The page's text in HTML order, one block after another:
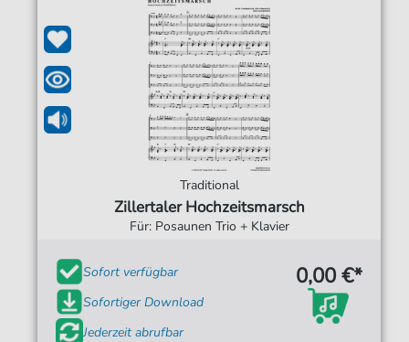
Traditional
Zillertaler Hochzeitsmarsch
Für: Posaunen Trio + Klavier
Sofort verfügbar
Sofortiger Download
Jederzeit abrufbar
0,00 €*